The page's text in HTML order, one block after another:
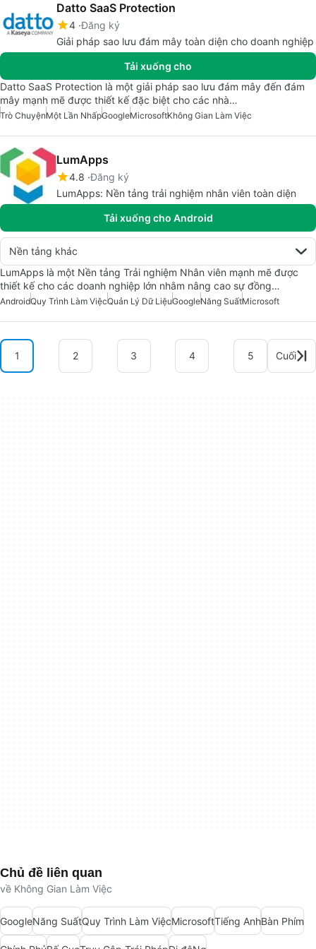
Datto SaaS Protection
4 Đăng ký
Giải pháp sao lưu đám mây toàn diện cho doanh nghiệp
Tải xuống cho
Datto SaaS Protection là một giải pháp sao lưu đám mây đến đám
mây mạnh mẽ được thiết kế đặc biệt cho các nhà…
Trò ChuyệnMột Lần NhấpGoogleMicrosoftKhông Gian Làm Việc
LumApps
4.8 Đăng ký
LumApps: Nền tảng trải nghiệm nhân viên toàn diện
Tải xuống cho Android
Nền tảng khác
LumApps là một Nền tảng Trải nghiệm Nhân viên mạnh mẽ được
thiết kế cho các doanh nghiệp lớn nhằm nâng cao sự đồng…
AndroidQuy Trình Làm ViệcQuản Lý Dữ LiệuGoogleNăng SuấtMicrosoft
1 2 3 4 5 Cuối
Chủ đề liên quan
về Không Gian Làm Việc
GoogleNăng SuấtQuy Trình Làm ViệcMicrosoftTiếng AnhBàn Phím